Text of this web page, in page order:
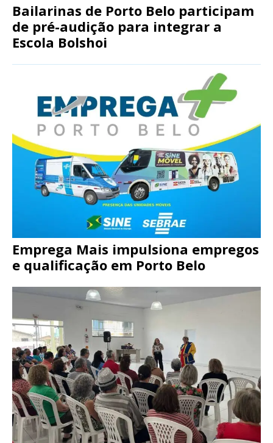
Bailarinas de Porto Belo participam
de pré-audição para integrar a
Escola Bolshoi
Emprega Mais impulsiona empregos
e qualificação em Porto Belo